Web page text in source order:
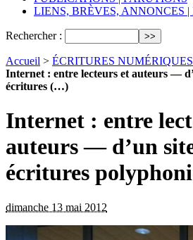
LIENS, BRÈVES, ANNONCES
Rechercher :
Accueil > ÉCRITURES
Internet : entre lecteurs et auteurs —
écritures (…)
Internet : entre
auteurs — d’un
écritures
dimanche 13 mai 2012